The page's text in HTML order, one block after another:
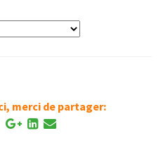
merci de partager: